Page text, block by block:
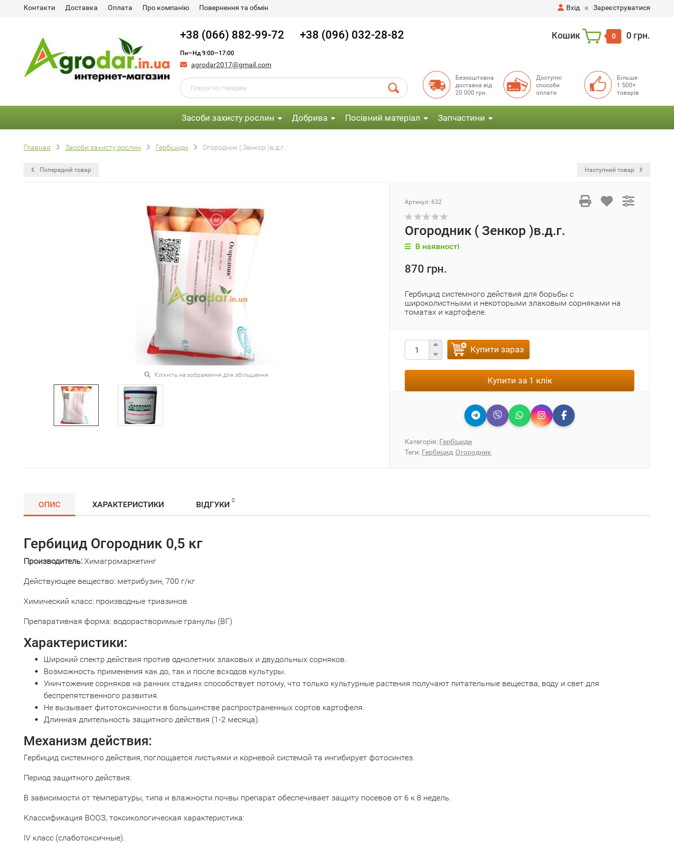
Контакти Доставка Оплата Про компанію Повернення та обмін Вхід Зареєструватися
+38 (066) 882-99-72 +38 (096) 032-28-82
Пн—Нд 9:00—17:00
agrodar2017@gmail.com
Кошик 0 0 грн.
Безкоштовна
доставка від
20 000 грн.
Доступні
способи
оплати
Більше
1 500+
товарів
Засоби захисту рослин Добрива Посівний матеріал Запчастини
Главная Засоби захисту рослин Гербіциди Огородник ( Зенкор )в.д.г.
Попередній товар Наступний товар
Клікніть на зображення для збільшення
Артикул: 632
Огородник ( Зенкор )в.д.г.
В наявності
870 грн.
Гербицид системного действия для борьбы с
широколистными и некоторыми злаковым сорняками на
томатах и картофеле.
Купити зараз
Купити за 1 клік
Категорія: Гербіциди
Теги: Гербицид Огородник
ОПИС ХАРАКТЕРИСТИКИ ВІДГУКИ 0
Гербицид Огородник 0,5 кг
Производитель: Химагромаркетинг
Действующее вещество: метрибузин, 700 г/кг
Химический класс: производные триазинов
Препаративная форма: водорастворимые гранулы (ВГ)
Характеристики:
Широкий спектр действия против однолетних злаковых и двудольных сорняков.
Возможность применения как до, так и после всходов культуры.
Уничтожение сорняков на ранних стадиях способствует потому, что только культурные растения получают питательные вещества, воду и свет для
беспрепятственного развития.
Не вызывает фитотоксичности в большинстве распространенных сортов картофеля.
Длинная длительность защитного действия (1-2 месяца).
Механизм действия:
Гербицид системного действия, поглощается листьями и корневой системой та ингибирует фотосинтез.
Период защитного действия:
В зависимости от температуры, типа и влажности почвы препарат обеспечивает защиту посевов от 6 к 8 недель.
Классификация ВООЗ, токсикологическая характеристика:
ІV класс (слаботоксичные).